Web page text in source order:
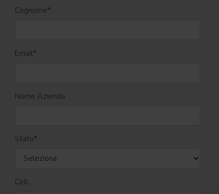
Cognome*
Email*
Nome Azienda
Stato*
Cell.